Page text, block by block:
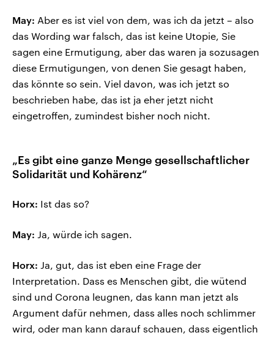
May: Aber es ist viel von dem, was ich da jetzt – also
das Wording war falsch, das ist keine Utopie, Sie
sagen eine Ermutigung, aber das waren ja sozusagen
diese Ermutigungen, von denen Sie gesagt haben,
das könnte so sein. Viel davon, was ich jetzt so
beschrieben habe, das ist ja eher jetzt nicht
eingetroffen, zumindest bisher noch nicht.
„Es gibt eine ganze Menge gesellschaftlicher
Solidarität und Kohärenz“
Horx: Ist das so?
May: Ja, würde ich sagen.
Horx: Ja, gut, das ist eben eine Frage der
Interpretation. Dass es Menschen gibt, die wütend
sind und Corona leugnen, das kann man jetzt als
Argument dafür nehmen, dass alles noch schlimmer
wird, oder man kann darauf schauen, dass eigentlich